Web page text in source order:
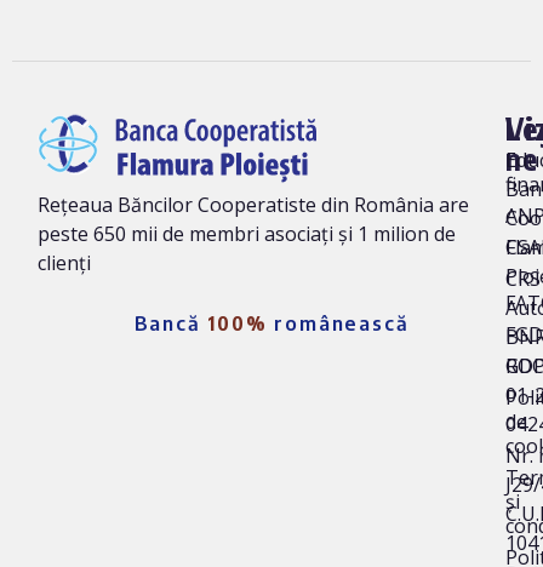
Rețeaua Băncilor Cooperatiste din România are
peste 650 mii de membri asociați și 1 milion de
clienți
Bancă 100% românească
ne
01-
Nr.
de
și